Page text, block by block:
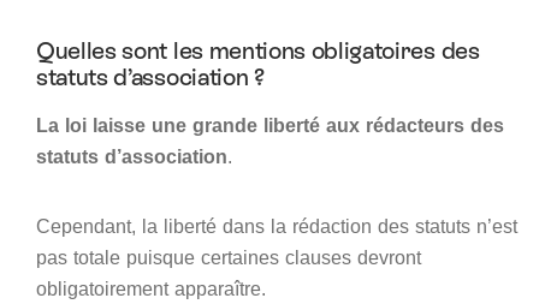
Quelles sont les mentions obligatoires des
statuts d’association ?
La loi laisse une grande liberté aux rédacteurs des
statuts d’association.
Cependant, la liberté dans la rédaction des statuts n’est
pas totale puisque certaines clauses devront
obligatoirement apparaître.